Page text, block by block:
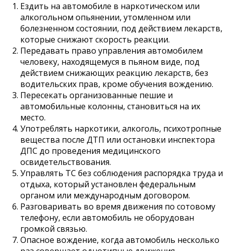
Ездить на автомобиле в наркотическом или
алкогольном опьянении, утомленном или
болезненном состоянии, под действием лекарств,
которые снижают скорость реакции.
Передавать право управления автомобилем
человеку, находящемуся в пьяном виде, под
действием снижающих реакцию лекарств, без
водительских прав, кроме обучения вождению.
Пересекать организованные пешие и
автомобильные колонны, становиться на их
место.
Употреблять наркотики, алкоголь, психотропные
вещества после ДТП или остановки инспектора
ДПС до проведения медицинского
освидетельствования.
Управлять ТС без соблюдения распорядка труда и
отдыха, который установлен федеральным
органом или международным договором.
Разговаривать во время движения по сотовому
телефону, если автомобиль не оборудован
громкой связью.
Опасное вождение, когда автомобиль несколько